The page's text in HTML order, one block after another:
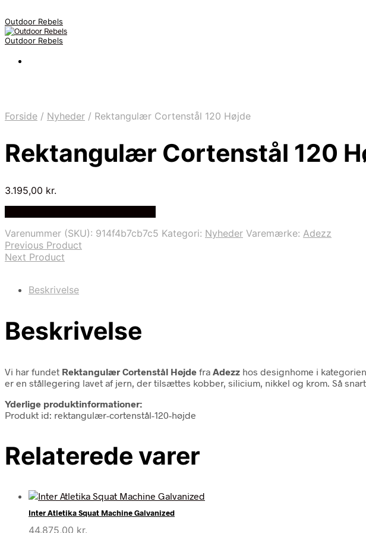
Outdoor Rebels
Outdoor Rebels
Forside / Nyheder / Rektangulær Cortenstål 120 Højde
Rektangulær Cortenstål 120
3.195,00 kr.
Varenummer (SKU): 914f4b7cb7c5 Kategori: Nyheder Varemærke: Adezz
Previous Product
Next Product
Beskrivelse
Beskrivelse
Vi har fundet Rektangulær Cortenstål Højde fra Adezz hos designhome i kategorien
er en stållegering lavet af jern, der tilsættes kobber, silicium, nikkel og krom. Så
Yderlige produktinformationer:
Produkt id: rektangulær-cortenstål-120-højde
Relaterede varer
Inter Atletika Squat Machine Galvanized
44.875,00 kr.